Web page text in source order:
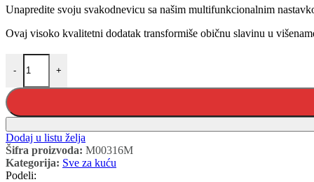
Unapredite svoju svakodnevicu sa našim multifunkcionalnim
Ovaj visoko kvalitetni dodatak transformiše običnu slavinu u
-
Nastavak za slavinu koji se rotira 1080-stepeni količina
+
Dodaj u listu želja
Šifra proizvoda: M00316M
Kategorija: Sve za kuću
Podeli: